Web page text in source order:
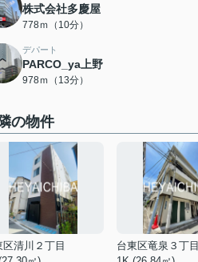
株式会社多慶屋
778ｍ（10分）
デパート
PARCO_ya上野
978ｍ（13分）
の物件
区清川２丁目
台東区竜泉３丁目